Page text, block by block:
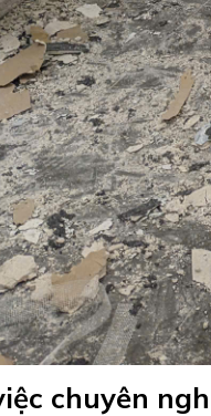
chuyên